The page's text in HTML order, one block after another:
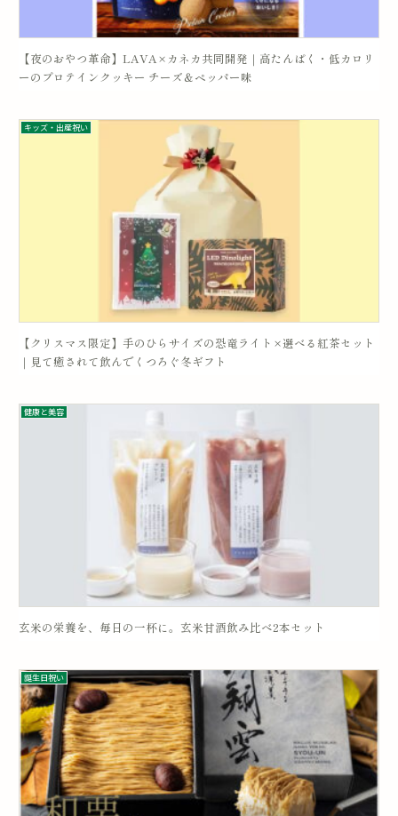
【夜のおやつ革命】LAVA×カネカ共同開発｜高たんぱく・低カロリ
ーのプロテインクッキー チーズ＆ペッパー味
キッズ・出産祝い
【クリスマス限定】手のひらサイズの恐竜ライト×選べる紅茶セット
｜見て癒されて飲んでくつろぐ冬ギフト
健康と美容
玄米の栄養を、毎日の一杯に。玄米甘酒飲み比べ2本セット
誕生日祝い